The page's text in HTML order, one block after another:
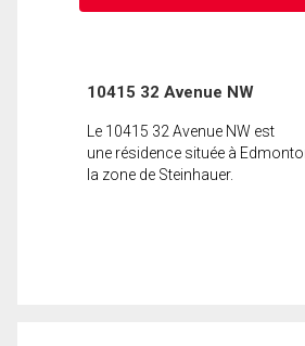
10415 32 Avenue NW
Le 10415 32 Avenue NW est
une résidence située à
la zone de Steinhauer.